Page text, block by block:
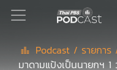
Podcast
Podcast / รายกา
มาดามแป้งเป็นนายกฯ 1